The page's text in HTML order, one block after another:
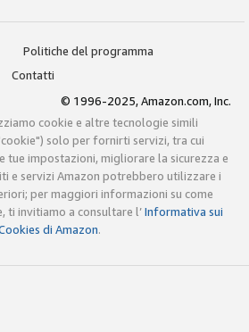
Politiche del programma
Contatti
© 1996-2025, Amazon.com, Inc.
cookie e altre tecnologie simili
solo per fornirti servizi, tra cui
tue impostazioni, migliorare la sicurezza e
e servizi Amazon potrebbero utilizzare i
per maggiori informazioni su come
ti invitiamo a consultare l’Informativa sui
di Amazon.